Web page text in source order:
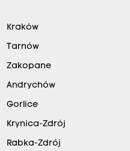
Kraków
Tarnów
Zakopane
Andrychów
Gorlice
Krynica-Zdrój
Rabka-Zdrój